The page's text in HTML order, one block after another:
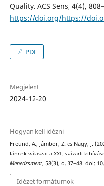
Quality. ACS Sens, 4(4),
https://doi.org/https://
PDF
Megjelent
2024-12-20
Hogyan kell idézni
Freund, A., Jámbor, Z. és Nagy, J.
láncok válaszai a XXI. századi
Menedzsment, 58(3), o. 37–48. doi:
Idézet formátumok